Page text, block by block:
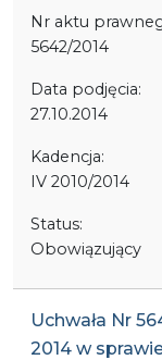
Nr aktu
5642/2014
Data podjęcia:
27.10.2014
Kadencja:
IV 2010/2014
Status:
Obowiązujący
Uchwała Nr
2014 w